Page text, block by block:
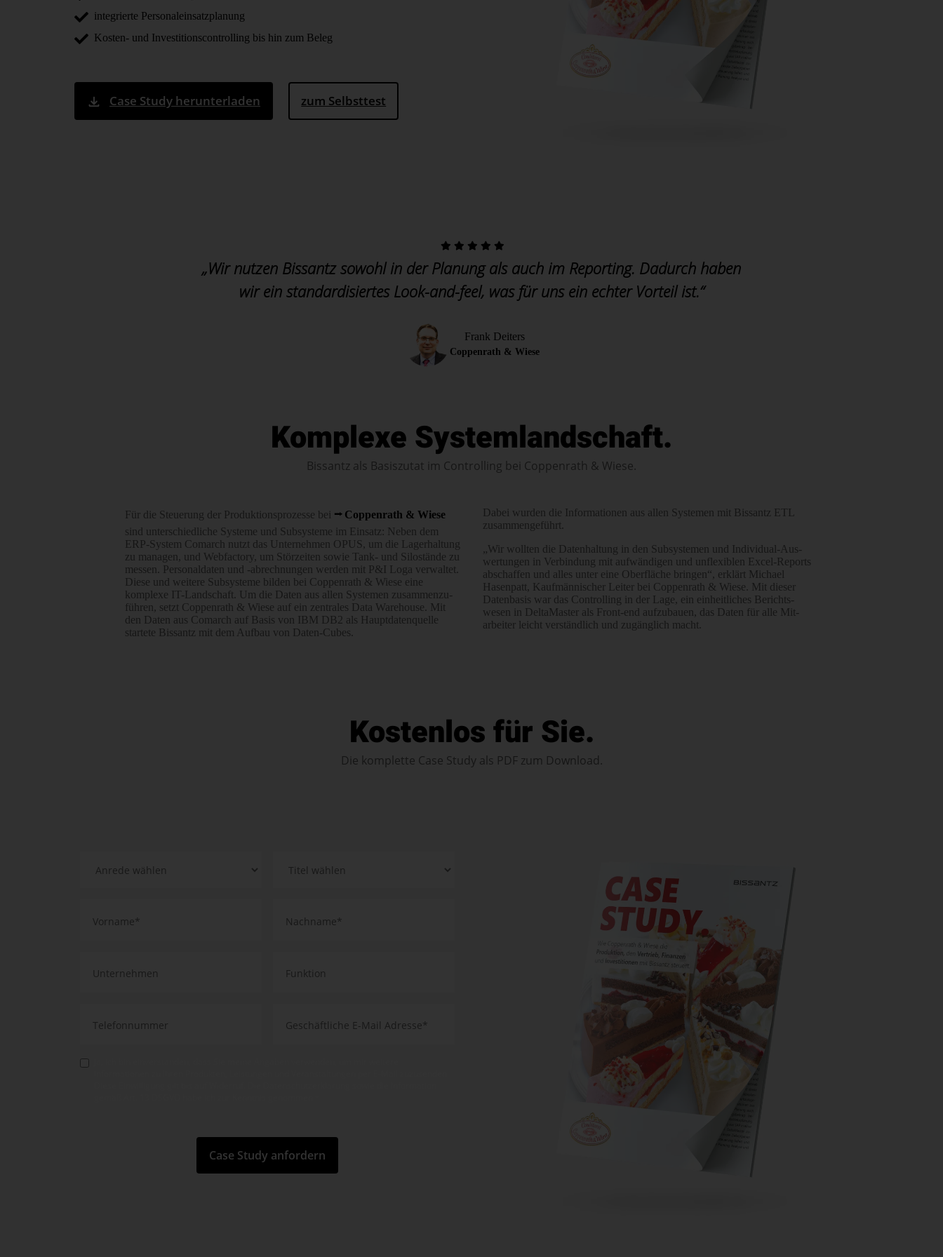
integrierte Personaleinsatzplanung
Kosten- und Investitionscontrolling bis hin zum Beleg
Case Study herunterladen zum Selbsttest
„Wir nutzen Bissantz sowohl in der Planung als auch im Reporting. Dadurch haben
wir ein standardisiertes Look-and-feel, was für uns ein echter Vorteil ist.“
Frank Deiters
Coppenrath & Wiese
Komplexe Systemlandschaft.
Bissantz als Basiszutat im Controlling bei Coppenrath & Wiese.
Für die Steuerung der Pro­duktions­prozes­se bei
Coppenrath & Wiese
sind unter­schiedliche Systeme und Sub­systeme im Einsatz: Neben dem
ERP-System Comarch nutzt das Unter­nehmen OPUS, um die Lager­haltung
zu managen, und Webfactory, um Stör­zeiten sowie Tank- und Silo­stände zu
messen. Personal­daten und -abrech­nungen werden mit P&I Loga verwaltet.
Diese und weitere Sub­systeme bilden bei Coppenrath & Wiese eine
komplexe IT-Landschaft. Um die Daten aus allen Sys­temen zusam­men­zu­
führen, setzt Coppenrath & Wiese auf ein zen­trales Data Warehouse. Mit
den Daten aus Comarch auf Basis von IBM DB2 als Haupt­daten­quelle
startete Bissantz mit dem Aufbau von Daten-Cubes.
Dabei wurden die Infor­mationen aus allen Sys­temen mit Bissantz ETL
zusammen­geführt.
„Wir wollten die Daten­haltung in den Sub­systemen und Individual-Aus­
wer­tungen in Ver­bindung mit auf­wän­digen und un­flexiblen Excel-Reports
abschaffen und alles unter eine Ober­fläche bringen“, erklärt Michael
Hasenpatt, Kauf­männischer Leiter bei Coppenrath & Wiese. Mit dieser
Datenbasis war das Controlling in der Lage, ein ein­heit­liches Berichts­
wesen in DeltaMaster als Front-end auf­zu­bauen, das Daten für alle Mit­
arbeiter leicht ver­ständ­lich und zugänglich macht.
Kostenlos für Sie.
Die komplette Case Study als PDF zum Download.